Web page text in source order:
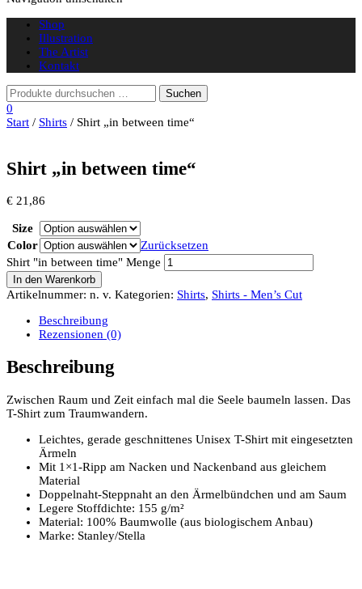
Shop
Illustration
The Artist
Kontakt
0
Start / Shirts / Shirt „in between time“
Shirt „in between time“
€ 21,86
Size
Color
Zurücksetzen
Shirt "in between time" Menge
In den Warenkorb
Artikelnummer: n. v. Kategorien: Shirts, Shirts - Men’s Cut
Beschreibung
Rezensionen (0)
Beschreibung
Zwischen Raum und Zeit einfach mal die Seele baumeln lassen. Das
T-Shirt zum Traumwandern.
Leichtes, gerade geschnittenes Unisex T-Shirt mit eingesetzten
Ärmeln
Mit 1×1-Ripp am Nacken und Nackenband aus gleichem
Material
Doppelnaht-Steppnaht an den Ärmelbündchen und am Saum
Legere Stoffdichte: 155 g/m²
Material: 100% Baumwolle (aus biologischem Anbau)
Marke: Stanley/Stella